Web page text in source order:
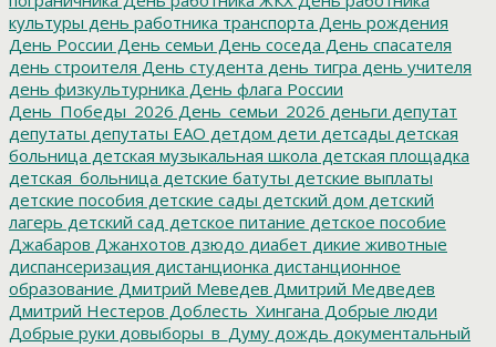
культуры день работника транспорта День рождения
День России День семьи День соседа День спасателя
день строителя День студента день тигра день учителя
день физкультурника День флага России
День_Победы_2026 День_семьи_2026 деньги депутат
депутаты депутаты ЕАО детдом дети детсады детская
больница детская музыкальная школа детская площадка
детская_больница детские батуты детские выплаты
детские пособия детские сады детский дом детский
лагерь детский сад детское питание детское пособие
Джабаров Джанхотов дзюдо диабет дикие животные
диспансеризация дистанционка дистанционное
образование Дмитрий Меведев Дмитрий Медведев
Дмитрий Нестеров Доблесть_Хингана Добрые люди
Добрые руки довыборы_в_Думу дождь документальный